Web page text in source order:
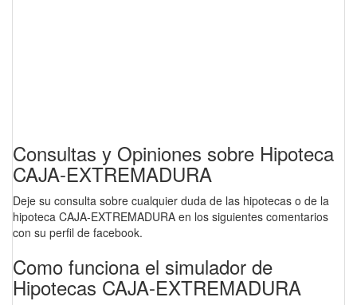
Consultas y Opiniones sobre Hipoteca
CAJA-EXTREMADURA
Deje su consulta sobre cualquier duda de las hipotecas o de la
hipoteca CAJA-EXTREMADURA en los siguientes comentarios
con su perfil de facebook.
Como funciona el simulador de
Hipotecas CAJA-EXTREMADURA